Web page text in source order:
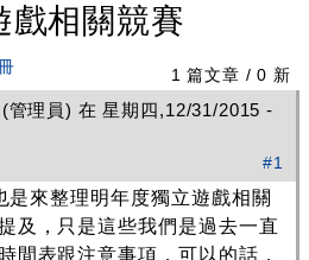
戲相關競賽
1 篇文章 / 0 新
(管理員) 在 星期四,12/31/2015 -
#1
來整理明年度獨立遊戲相關
及，只是這些我們是過去一直
間表跟注意事項，可以的話，